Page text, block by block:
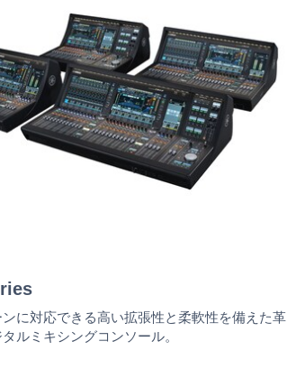
に対応できる高い拡張性と柔軟性を備えた革
ルミキシングコンソール。